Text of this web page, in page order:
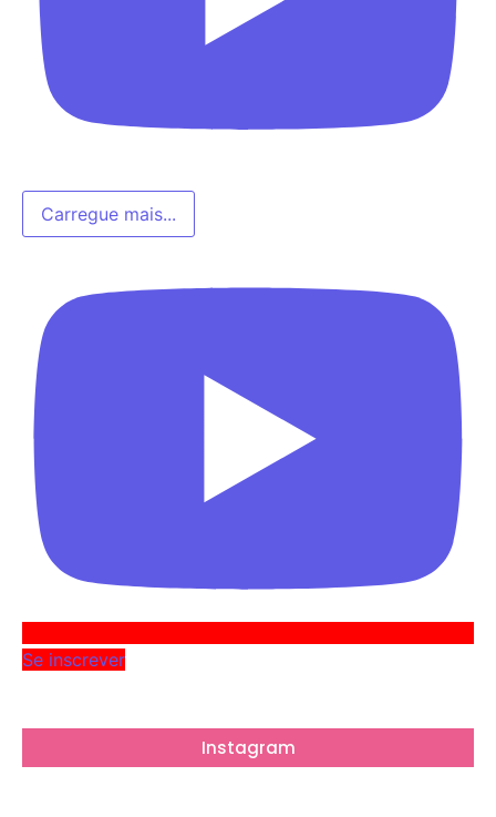
Carregue mais...
Se inscrever
Instagram